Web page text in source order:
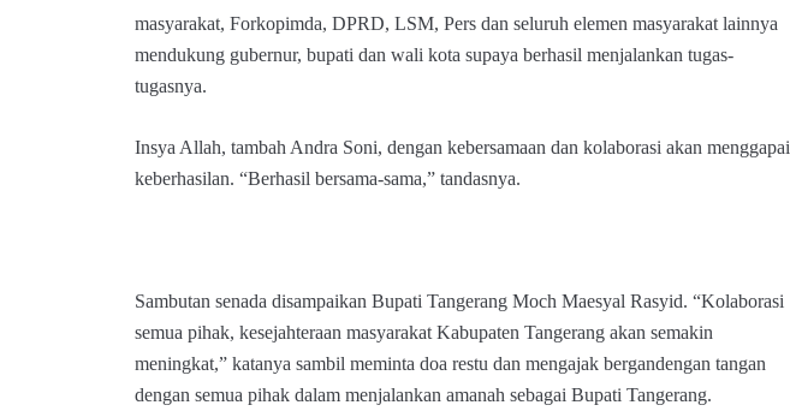
masyarakat, Forkopimda, DPRD, LSM, Pers dan seluruh elemen masyarakat lainnya
mendukung gubernur, bupati dan wali kota supaya berhasil menjalankan tugas-
tugasnya.
Insya Allah, tambah Andra Soni, dengan kebersamaan dan kolaborasi akan menggapai
keberhasilan. “Berhasil bersama-sama,” tandasnya.
Sambutan senada disampaikan Bupati Tangerang Moch Maesyal Rasyid. “Kolaborasi
semua pihak, kesejahteraan masyarakat Kabupaten Tangerang akan semakin
meningkat,” katanya sambil meminta doa restu dan mengajak bergandengan tangan
dengan semua pihak dalam menjalankan amanah sebagai Bupati Tangerang.